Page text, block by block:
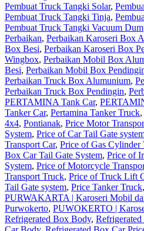
Pembuat Truck Tangki Solar,
Pembuat Truck Tangki Tinja,
Pembuat Truck Tangki Vacuum
Perbaikan, Perbaikan Karoseri Box
Box Besi, Perbaikan Karoseri Box
Wingbox, Perbaikan Mobil Box
Besi, Perbaikan Mobil Box
Perbaikan Truck Box Alumunium,
Perbaikan Truck Box Pendingin,
PERTAMINA Tank Car,
Tanker Car, Pertamina Tanker Truck,
4x4, Pontianak, Price Motor
System, Price of Car Tail Gate
Transport Car, Price of Gas Cylinder
Box Car Tail Gate System, Price of
System, Price of Motorcycle
Transport Truck, Price of Truck Lift
Tail Gate system, Price Tanker Truck,
PURWAKARTA | Karoseri Mobil
Purwokerto, PUWOKERTO |
Refrigerated Box Body,